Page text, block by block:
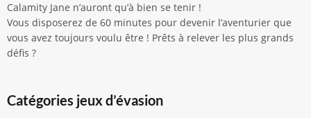
Calamity Jane n’auront qu’à bien se tenir !
Vous disposerez de 60 minutes pour devenir l’aventurier que
vous avez toujours voulu être ! Prêts à relever les plus grands
défis ?
Catégories jeux d’évasion